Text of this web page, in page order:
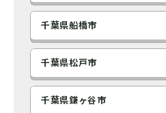
千葉県船橋市
千葉県松戸市
千葉県鎌ヶ谷市